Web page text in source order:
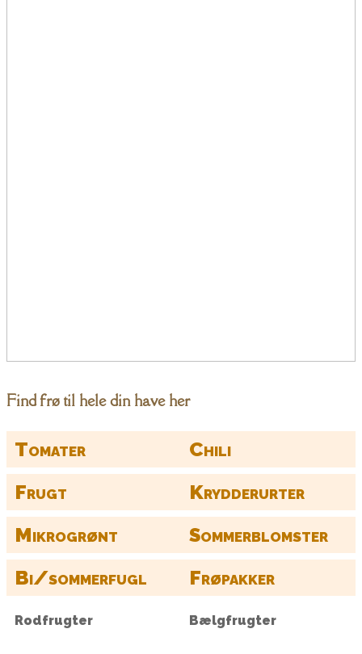
Find frø til hele din have her
Tomater
Chili
Frugt
Krydderurter
Mikrogrønt
Sommerblomster
Bi/sommerfugl
Frøpakker
Rodfrugter Bælgfrugter